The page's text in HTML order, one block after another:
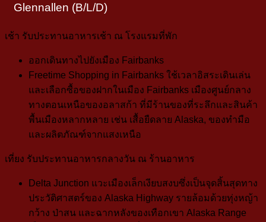
Glennallen (B/L/D)
เช้า รับประทานอาหารเช้า ณ โรงแรมที่พัก
ออกเดินทางไปยังเมือง Fairbanks
Freetime Shopping in Fairbanks ใช้เวลาอิสระเดินเล่น
และเลือกซื้อของฝากในเมือง Fairbanks เมืองศูนย์กลาง
ทางตอนเหนือของอลาสก้า ที่มีร้านของที่ระลึกและสินค้า
พื้นเมืองหลากหลาย เช่น เสื้อยืดลาย Alaska, ของทำมือ
และผลิตภัณฑ์จากแสงเหนือ
เที่ยง รับประทานอาหารกลางวัน ณ ร้านอาหาร
Delta Junction แวะเมืองเล็กเงียบสงบซึ่งเป็นจุดสิ้นสุดทาง
ประวัติศาสตร์ของ Alaska Highway รายล้อมด้วยทุ่งหญ้า
กว้าง ป่าสน และฉากหลังของเทือกเขา Alaska Range